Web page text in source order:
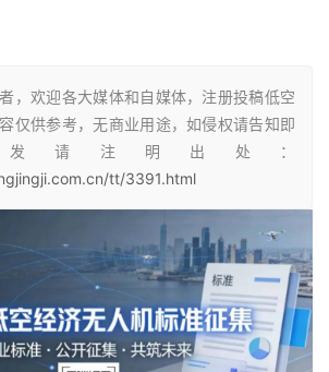
，欢迎各大媒体和自媒体，注册投稿低空
仅供参考，无商业用途，如侵权请告知即
请注明出处：
tt/3391.html